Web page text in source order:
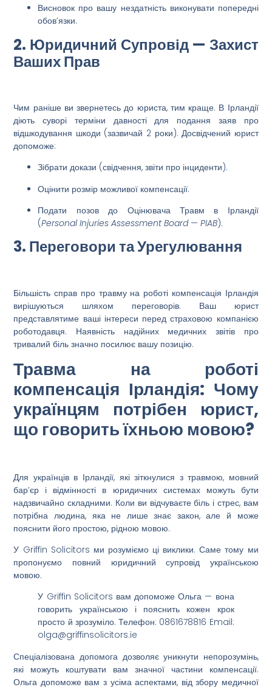
Висновок про вашу нездатність виконувати попередні
обов’язки.
2. Юридичний Супровід — Захист
Ваших Прав
Чим раніше ви звернетесь до юриста, тим краще. В Ірландії
діють суворі терміни давності для подання заяв про
відшкодування шкоди (зазвичай 2 роки). Досвідчений юрист
допоможе:
Зібрати докази (свідчення, звіти про інциденти).
Оцінити розмір можливої компенсації.
Подати позов до Оцінювача Травм в Ірландії
(Personal Injuries Assessment Board — PIAB).
3. Переговори та Урегулювання
Більшість справ про травму на роботі компенсація Ірландія
вирішуються шляхом переговорів. Ваш юрист
представлятиме ваші інтереси перед страховою компанією
роботодавця. Наявність надійних медичних звітів про
тривалий біль значно посилює вашу позицію.
Травма на роботі
компенсація Ірландія: Чому
українцям потрібен юрист,
що говорить їхньою мовою?
Для українців в Ірландії, які зіткнулися з травмою, мовний
бар’єр і відмінності в юридичних системах можуть бути
надзвичайно складними. Коли ви відчуваєте біль і стрес, вам
потрібна людина, яка не лише знає закон, але й може
пояснити його простою, рідною мовою.
У Griffin Solicitors ми розуміємо ці виклики. Саме тому ми
пропонуємо повний юридичний супровід українською
мовою.
У Griffin Solicitors вам допоможе Ольга — вона
говорить українською і пояснить кожен крок
просто й зрозуміло. Телефон: 0861678816 Email:
olga@griffinsolicitors.ie
Спеціалізована допомога дозволяє уникнути непорозумінь,
які можуть коштувати вам значної частини компенсації.
Ольга допоможе вам з усіма аспектами, від збору медичної